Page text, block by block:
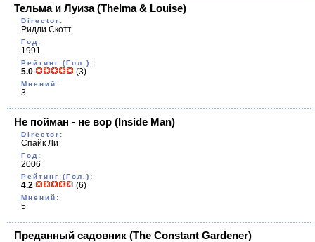
Тельма и Луиза(Thelma & Louise)
Director:
Ридли Скотт
Год:
1991
Рейтинг (Гол.):
5.0 (3)
Мнений:
3
Не пойман - не вор (Inside Man)
Director:
Спайк Ли
Год:
2006
Рейтинг (Гол.):
4.2 (6)
Мнений:
5
Преданный садовник (The Constant Gardener)